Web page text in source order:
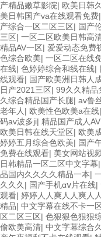
产精品嫩草影院| 欧美日韩
美日韩国产va在线观看免费|
产综合一区二区三区| 国产
三区| 一区二区欧美日韩高
精品AV一区| 爱爱动态免费
色综合欧美| 一区二区在线
在线| 色婷婷综合和线在线|
线观看| 国产欧美洲日韩人
日产2021三区| 99久久精品
久综合精品国产长腿| av鲁
老年人 | 欧美性色欧美a在线|
码av波多ji| 精品国产成人AV
欧美日韩在线天堂区| 欧美
婷婷五月综合色欧美| 国产
免费在线观看| 美女网站视
日韩精品一区二区中文字幕|
品国内久久久久精品一本|
久久久 | 国产手机αⅴ片在线|
观看| 婷婷人人爽人人爽人
精品| 中文字幕在线不卡一
区二区三区| 色狠狠色狠狠
偷欧美高清| 中文字幕综合